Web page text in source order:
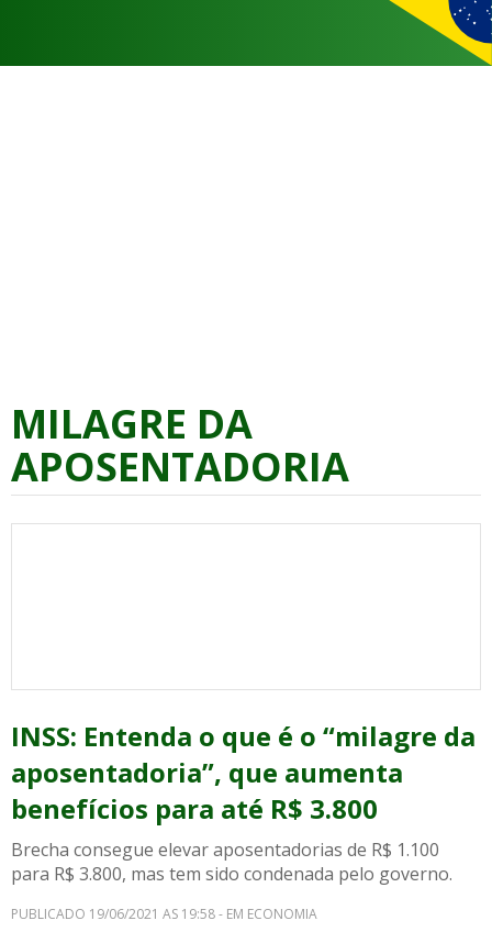
MILAGRE DA
APOSENTADORIA
INSS: Entenda o que é o “milagre da
aposentadoria”, que aumenta
benefícios para até R$ 3.800
Brecha consegue elevar aposentadorias de R$ 1.100
para R$ 3.800, mas tem sido condenada pelo governo.
PUBLICADO 19/06/2021 AS 19:58 - EM ECONOMIA